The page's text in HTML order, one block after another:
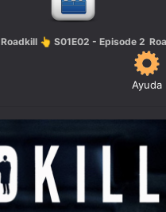
Roadkill 👆 S01E02 - Episode 2
Ayuda